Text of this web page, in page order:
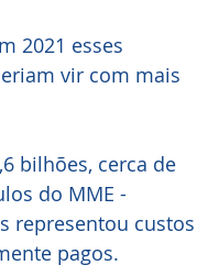
2021 esses
vir com mais
bilhões, cerca de
do MME -
representou custos
pagos.